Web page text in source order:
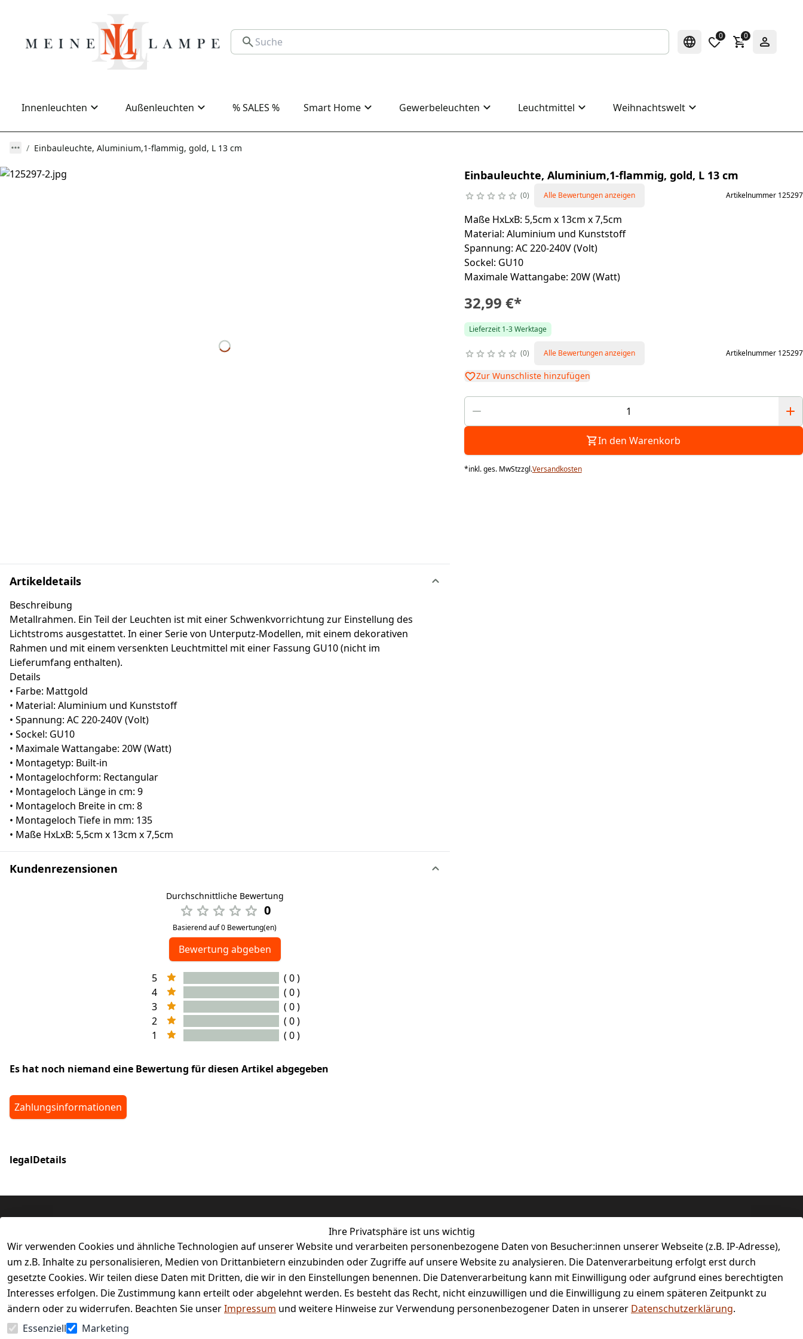
0 0
Innenleuchten Außenleuchten % SALES % Smart Home Gewerbeleuchten Leuchtmittel Weihnachtswelt
Einbauleuchte, Aluminium,1-flammig, gold, L 13 cm
Einbauleuchte, Aluminium,1-flammig, gold, L 13 cm
0 Alle Bewertungen anzeigen Artikelnummer 125297
Maße HxLxB: 5,5cm x 13cm x 7,5cm
Material: Aluminium und Kunststoff
Spannung: AC 220-240V (Volt)
Sockel: GU10
Maximale Wattangabe: 20W (Watt)
32,99 €*
Lieferzeit 1-3 Werktage
0 Alle Bewertungen anzeigen Artikelnummer 125297
Zur Wunschliste hinzufügen
In den Warenkorb
*inkl. ges. MwStzzgl.Versandkosten
Artikeldetails
Beschreibung
Metallrahmen. Ein Teil der Leuchten ist mit einer Schwenkvorrichtung zur Einstellung des
Lichtstroms ausgestattet. In einer Serie von Unterputz-Modellen, mit einem dekorativen
Rahmen und mit einem versenkten Leuchtmittel mit einer Fassung GU10 (nicht im
Lieferumfang enthalten).
Details
• Farbe: Mattgold
• Material: Aluminium und Kunststoff
• Spannung: AC 220-240V (Volt)
• Sockel: GU10
• Maximale Wattangabe: 20W (Watt)
• Montagetyp: Built-in
• Montagelochform: Rectangular
• Montageloch Länge in cm: 9
• Montageloch Breite in cm: 8
• Montageloch Tiefe in mm: 135
• Maße HxLxB: 5,5cm x 13cm x 7,5cm
Kundenrezensionen
Durchschnittliche Bewertung
0
Basierend auf 0 Bewertung(en)
Bewertung abgeben
5
( 0 )
4
( 0 )
3
( 0 )
2
( 0 )
1
( 0 )
Es hat noch niemand eine Bewertung für diesen Artikel abgegeben
Zahlungsinformationen
legalDetails
Ihre Privatsphäre ist uns wichtig
Wir verwenden Cookies und ähnliche Technologien auf unserer Website und verarbeiten personenbezogene Daten von Besucher:innen unserer Webseite (z.B. IP-Adresse),
um z.B. Inhalte zu personalisieren, Medien von Drittanbietern einzubinden oder Zugriffe auf unsere Website zu analysieren. Die Datenverarbeitung erfolgt erst durch
gesetzte Cookies. Wir teilen diese Daten mit Dritten, die wir in den Einstellungen benennen. Die Datenverarbeitung kann mit Einwilligung oder aufgrund eines berechtigten
Interesses erfolgen. Die Zustimmung kann erteilt oder abgelehnt werden. Es besteht das Recht, nicht einzuwilligen und die Einwilligung zu einem späteren Zeitpunkt zu
ändern oder zu widerrufen. Beachten Sie unserImpressum und weitere Hinweise zur Verwendung personenbezogener Daten in unserer Datenschutzerklärung.
Essenziell
Marketing
AGB
Impressum
Barrierefreiheitserklärung
Widerrufsrecht
Kontakt
Registrieren
Retourenportal